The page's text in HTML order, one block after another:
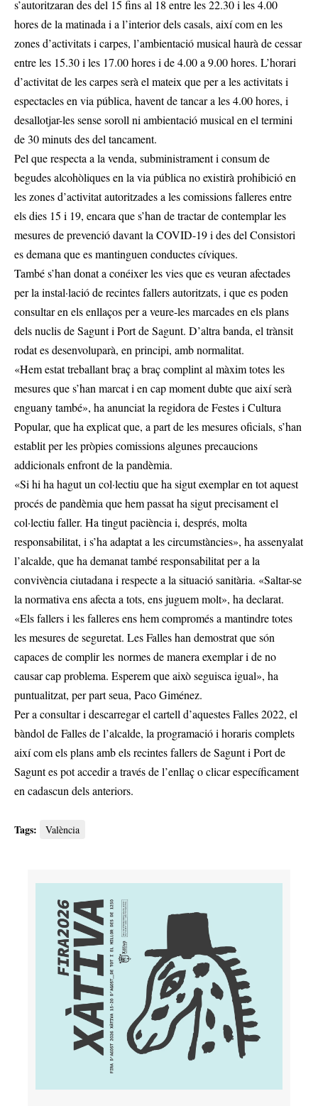
s’autoritzaran des del 15 fins al 18 entre les 22.30 i les 4.00
hores de la matinada i a l’interior dels casals, així com en les
zones d’activitats i carpes, l’ambientació musical haurà de cessar
entre les 15.30 i les 17.00 hores i de 4.00 a 9.00 hores. L’horari
d’activitat de les carpes serà el mateix que per a les activitats i
espectacles en via pública, havent de tancar a les 4.00 hores, i
desallotjar-les sense soroll ni ambientació musical en el termini
de 30 minuts des del tancament.
Pel que respecta a la venda, subministrament i consum de
begudes alcohòliques en la via pública no existirà prohibició en
les zones d’activitat autoritzades a les comissions falleres entre
els dies 15 i 19, encara que s’han de tractar de contemplar les
mesures de prevenció davant la COVID-19 i des del Consistori
es demana que es mantinguen conductes cíviques.
També s’han donat a conéixer les vies que es veuran afectades
per la instal·lació de recintes fallers autoritzats, i que es poden
consultar en els enllaços per a veure-les marcades en els plans
dels nuclis de Sagunt i Port de Sagunt. D’altra banda, el trànsit
rodat es desenvoluparà, en principi, amb normalitat.
«Hem estat treballant braç a braç complint al màxim totes les
mesures que s’han marcat i en cap moment dubte que així serà
enguany també», ha anunciat la regidora de Festes i Cultura
Popular, que ha explicat que, a part de les mesures oficials, s’han
establit per les pròpies comissions algunes precaucions
addicionals enfront de la pandèmia.
«Si hi ha hagut un col·lectiu que ha sigut exemplar en tot aquest
procés de pandèmia que hem passat ha sigut precisament el
col·lectiu faller. Ha tingut paciència i, després, molta
responsabilitat, i s’ha adaptat a les circumstàncies», ha assenyalat
l’alcalde, que ha demanat també responsabilitat per a la
convivència ciutadana i respecte a la situació sanitària. «Saltar-se
la normativa ens afecta a tots, ens juguem molt», ha declarat.
«Els fallers i les falleres ens hem compromés a mantindre totes
les mesures de seguretat. Les Falles han demostrat que són
capaces de complir les normes de manera exemplar i de no
causar cap problema. Esperem que això seguisca igual», ha
puntualitzat, per part seua, Paco Giménez.
Per a consultar i descarregar el cartell d’aquestes Falles 2022, el
bàndol de Falles de l’alcalde, la programació i horaris complets
així com els plans amb els recintes fallers de Sagunt i Port de
Sagunt es pot accedir a través de l’enllaç o clicar específicament
en cadascun dels anteriors.
Tags: València